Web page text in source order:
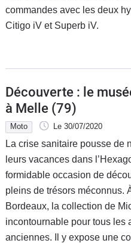
commandes avec les deux
Citigo iV et Superb iV.
Découverte : le
à Melle (79)
Moto Le 30/07/2020
La crise sanitaire pousse de
leurs vacances dans
formidable occasion de
pleins de trésors méconnus.
Bordeaux, la collection de
incontournable pour tous les
anciennes. Il y expose une